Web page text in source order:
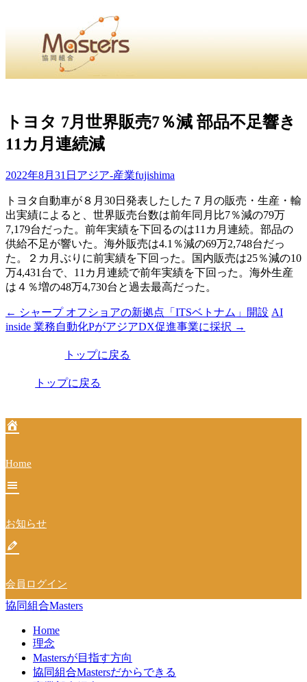
せ ・
・Home・ ・理 念・ ・沿 革・ ・組織図・ ・会
協同組合Masters／
国土交通省・経済産業省・農林水産省・厚生労働省 認可
Masters組合員ログイン
トヨタ 7月世界販売7％減 部品不足響き
11カ月連続減
2022年8月31日 アジア-産業fujishima
トヨタ自動車が８月30日発表したした７月の販売・生産・輸
出実績によると、世界販売台数は前年同月比7％減の79万
7,179台だった。前年実績を下回るのは11カ月連続。部品の
供給不足が響いた。海外販売は4.1％減の69万2,748台だっ
た。２カ月ぶりに前実績を下回った。国内販売は25％減の10
万4,431台で、11カ月連続で前年実績を下回った。海外生産
は４％増の48万4,730台と過去最高だった。
投
稿
ー
ョ
ン
← シャープ オフショアの新拠点「ITSベトナム」開設 AI
inside 業務自動化PがアジアDX促進事業に採択 →
トップに戻る
トップに戻る
Home
お知らせ
会員ログイン
協同組合Masters
Home
理念
Mastersが目指す方向
協同組合Mastersだからできる